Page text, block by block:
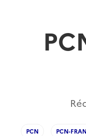
PCN PCN-